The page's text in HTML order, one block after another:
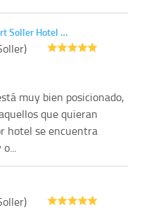
Soller Hotel …
muy bien posicionado,
que quieran
hotel se encuentra